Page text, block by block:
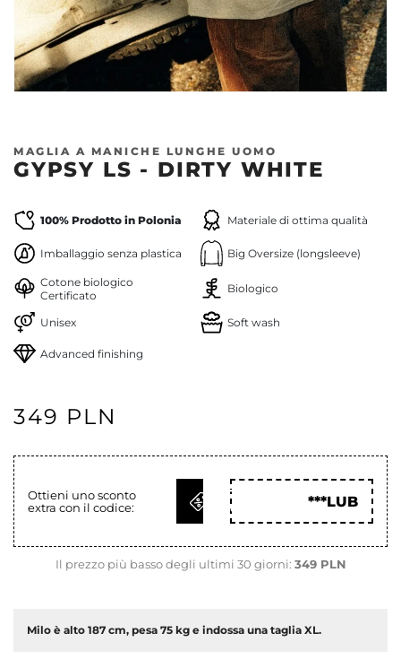
MAGLIA A MANICHE LUNGHE UOMO
GYPSY LS - DIRTY WHITE
100% Prodotto in Polonia Materiale di ottima qualità
Imballaggio senza plastica Big Oversize (longsleeve)
Cotone biologico
Certificato
Biologico
Unisex Soft wash
Advanced finishing
349 PLN
Ottieni uno sconto
extra con il codice:
OTTIENI
COD
***LUB
Il prezzo più basso degli ultimi 30 giorni: 349 PLN
Milo è alto 187 cm, pesa 75 kg e indossa una taglia XL.